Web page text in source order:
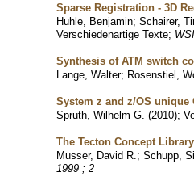
Sparse Registration - 3D
Huhle, Benjamin; Schairer,
Verschiedenartige Texte;
Synthesis of ATM switch
Lange, Walter; Rosenstiel,
System z and z/OS unique
Spruth, Wilhelm G. (2010);
The Tecton Concept Library
Musser, David R. ; Schupp,
1999 ; 2